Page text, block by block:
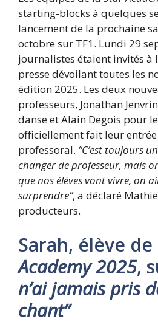
starting-blocks à quelques
lancement de la prochaine
octobre sur TF1. Lundi 29
journalistes étaient invités à
presse dévoilant toutes les
édition 2025. Les deux
professeurs, Jonathan
danse et Alain Degois pour
officiellement fait leur
professoral. “C’est toujours
changer de professeur, mais
que nos élèves vont vivre, on
surprendre”, a déclaré
producteurs.
Sarah, élève de
Academy 2025,
n’ai jamais pris
chant”